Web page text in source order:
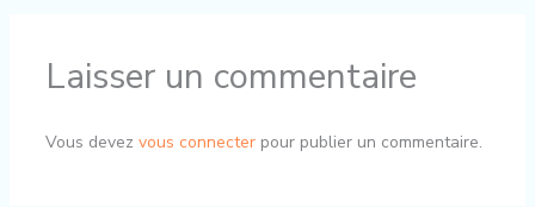
Laisser un commentaire
Vous devez vous connecterpour publier un commentaire.